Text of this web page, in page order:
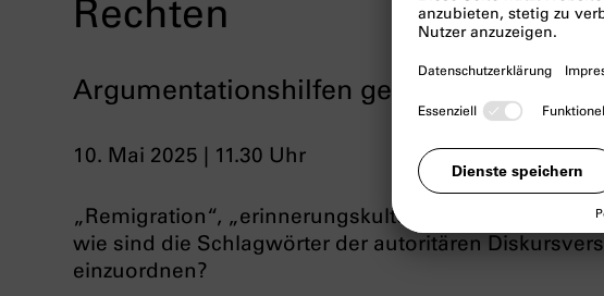
Rechten
Argumentationshilfen gegen
10. Mai 2025 | 11.30 Uhr
„Remigration“, „erinnerungskulturelle Wende um
wie sind die Schlagwörter der autoritären
einzuordnen?